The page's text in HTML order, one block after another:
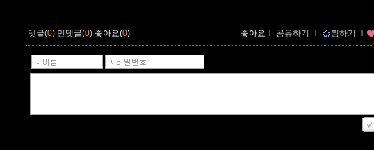
댓글(0) 먼댓글(0) 좋아요(0) 좋아요 ｌ 공유하기 ｌ 찜하기 ｌ